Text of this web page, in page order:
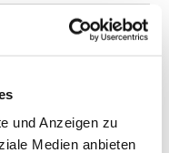
und Anzeigen zu
Medien anbieten
габарит 3, 185
transformers
габарит 3, 185